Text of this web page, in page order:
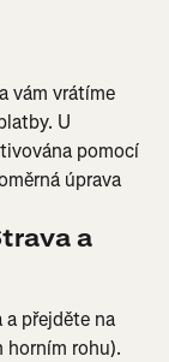
vám vrátíme
U
pomocí
úprava
a
přejděte na
horním rohu).